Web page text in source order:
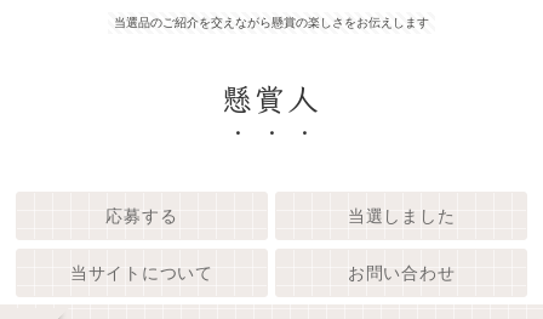
当選品のご紹介を交えながら懸賞の楽しさをお伝えします
懸賞人
応募する 当選しました
当サイトについて お問い合わせ